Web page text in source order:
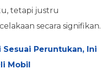
tetapi justru
secara signifikan.
Sesuai Peruntukan, Ini
Mobil